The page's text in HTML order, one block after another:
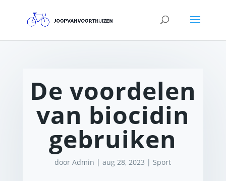
De voordelen
van biocidin
gebruiken
doorAdmin |aug 28, 2023 | Sport